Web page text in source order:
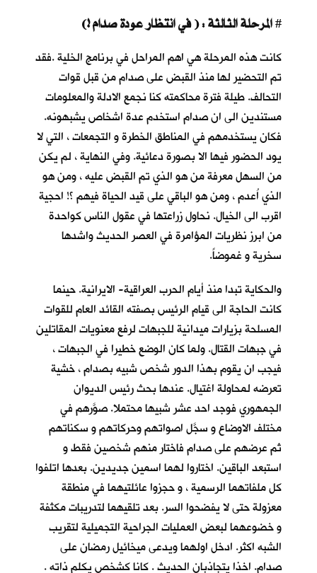
#
كانت هذه المرحلة هي اهم المراحل في برنامج الخلية .فقد
تم التحضير لها منذ القبض على صدام من قبل قوات
التحالف. طيلة فترة محاكمته كنا نجمع الادلة والمعلومات
مستندين الى ان صدام استخدم عدة اشخاص يشبهونه.
فكان يستخدمهم في المناطق الخطرة و التجمعات ، التي لا
يود الحضور فيها الا بصورة دعائية. وفي النهاية ، لم يكن
من السهل معرفة من هو الذي تم القبض عليه ، ومن هو
الذي اُعدم ، ومن هو الباقي على قيد الحياة فيهم ؟! احجية
اقرب الى الخيال. نحاول زراعتها في عقول الناس كواحدة
من ابرز نظريات المؤامرة في العصر الحديث واشدها
سخرية و غموضاً.
والحكاية تبدا منذ أيام الحرب العراقية- الايرانية. حينما
كانت الحاجة الى قيام الرئيس بصفته القائد العام للقوات
المسلحة بزيارات ميدانية للجبهات لرفع معنويات المقاتلين
في جبهات القتال. ولما كان الوضع خطيرا في الجبهات ،
فيجب ان يقوم بهذا الدور شخص شبيه بصدام ، خشية
تعرضه لمحاولة اغتيال. عندها بحث رئيس الديوان
الجمهوري فوجد احد عشر شبيها محتملا. صوَّرهم في
مختلف الاوضاع و سجَّل اصواتهم وحركاتهم و سكناتهم
ثم عرضهم على صدام فاختار منهم شخصين فقط و
استبعد الباقين. اختاروا لهما اسمين جديدين. بعدها اتلفوا
كل ملفاتهما الرسمية ، و حجزوا عائلتيهما في منطقة
معزولة حتى لا يفضحوا السر. بعد تلقيهما لتدريبات مكثفة
و خضوعهما لبعض العمليات الجراحية التجميلية لتقريب
الشبه اكثر. ادخل اولهما ويدعى ميخائيل رمضان على
صدام. اخذا يتجاذبان الحديث . كانا كشخص يكلم ذاته .